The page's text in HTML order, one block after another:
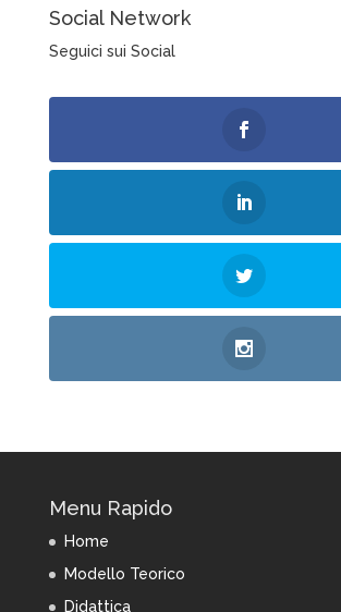
Social Network
Seguici sui Social
Menu Rapido
Home
Modello Teorico
Didattica